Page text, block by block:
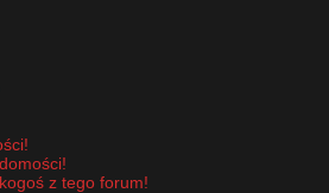
z tego forum!